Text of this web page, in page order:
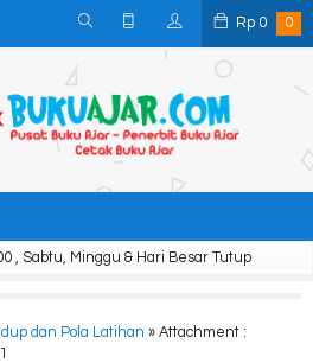
Rp 0 0
, Sabtu, Minggu & Hari Besar Tutup
dan Pola Latihan » Attachment :